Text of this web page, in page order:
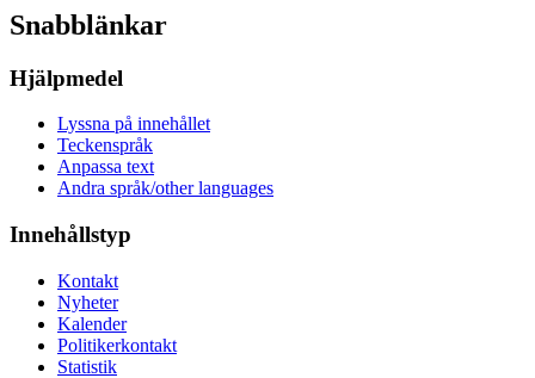
Snabblänkar
Hjälpmedel
Lyssna på innehållet
Teckenspråk
Anpassa text
Andra språk/other languages
Innehållstyp
Kontakt
Nyheter
Kalender
Politikerkontakt
Statistik